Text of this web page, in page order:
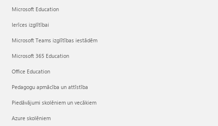
Microsoft Education
Ierīces izglītībai
Microsoft Teams izglītības iestādēm
Microsoft 365 Education
Office Education
Pedagogu apmācība un attīstība
Piedāvājumi skolēniem un vecākiem
Azure skolēniem